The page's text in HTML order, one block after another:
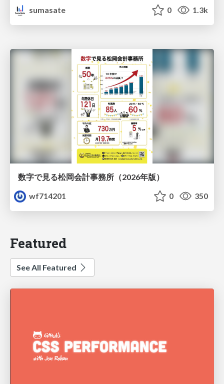
sumasate
0 1.3k
数字で見る松岡会計事務所（2026年版）
wf714201
0 350
Featured
See All Featured